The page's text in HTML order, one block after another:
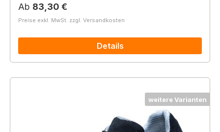
Regulärer Preis:
Ab 83,30 €
Preise exkl. MwSt. zzgl. Versandkosten
Details
weitere Varianten